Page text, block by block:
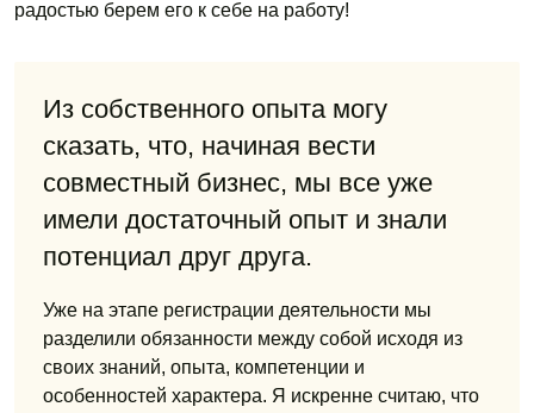
радостью берем его к себе на работу!
Из собственного опыта могу
сказать, что, начиная вести
совместный бизнес, мы все уже
имели достаточный опыт и знали
потенциал друг друга.
Уже на этапе регистрации деятельности мы
разделили обязанности между собой исходя из
своих знаний, опыта, компетенции и
особенностей характера. Я искренне считаю, что